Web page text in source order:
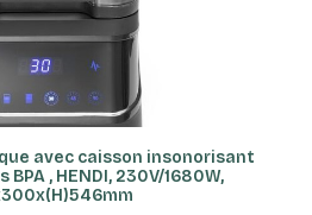
AU PANIER
avec caisson insonorisant
, HENDI, 230V/1680W,